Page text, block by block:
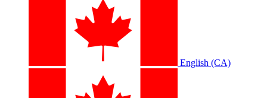
English (CA)